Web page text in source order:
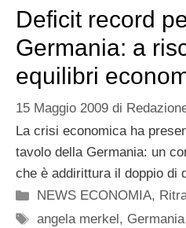
Deficit record
Germania: a
equilibri
15 Maggio 2009 di
La crisi economica ha
tavolo della Germania: un
che è addirittura il doppio di
Categorie
NEWS ECONOMIA,
Tag
angela merkel , Germania